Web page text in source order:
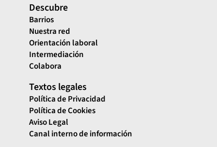
Descubre
Barrios
Nuestra red
Orientación laboral
Intermediación
Colabora
Textos legales
Política de Privacidad
Política de Cookies
Aviso Legal
Canal interno de información